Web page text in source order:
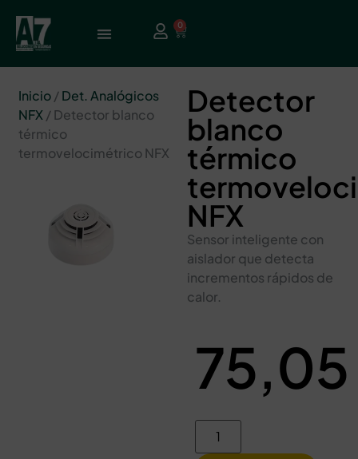
0
Inicio /Det. Analógicos
NFX / Detector blanco
térmico
termovelocimétrico NFX
Detector
blanco
térmico
NFX
Sensor inteligente con
aislador que detecta
incrementos rápidos de
calor.
75,05